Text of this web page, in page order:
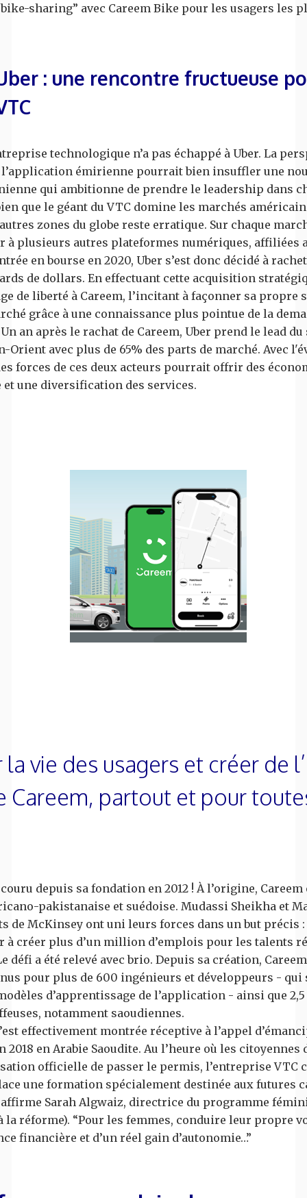
sharing” avec Careem Bike pour les usagers les
: une rencontre fructueuse
technologique n’a pas échappé à Uber. La
émirienne pourrait bien insuffler une
qui ambitionne de prendre le leadership dans
que le géant du VTC domine les marchés
zones du globe reste erratique. Sur chaque
à plusieurs autres plateformes numériques, affiliées
en bourse en 2020, Uber s’est donc décidé à
de dollars. En effectuant cette acquisition
de liberté à Careem, l’incitant à façonner sa propre
grâce à une connaissance plus pointue de la
an après le rachat de Careem, Uber prend le lead du
Orient avec plus de 65% des parts de marché. Avec
forces de ces deux acteurs pourrait offrir des
une diversification des services.
vie des usagers et créer de
Careem, partout et pour
depuis sa fondation en 2012 ! À l’origine,
pakistanaise et suédoise. Mudassi Sheikha et
de McKinsey ont uni leurs forces dans un but précis
à créer plus d’un million d’emplois pour les talents
défi a été relevé avec brio. Depuis sa création,
pour plus de 600 ingénieurs et développeurs - qui
d’apprentissage de l’application - ainsi que
notamment saoudiennes.
effectivement montrée réceptive à l’appel
en Arabie Saoudite. Au l’heure où les citoyennes
officielle de passer le permis, l’entreprise VTC
une formation spécialement destinée aux futures
Sarah Algwaiz, directrice du programme
la réforme). “Pour les femmes, conduire leur propre
financière et d’un réel gain d’autonomie…”